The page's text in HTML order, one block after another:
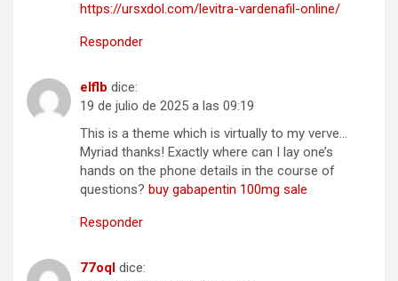
https://ursxdol.com/levitra-vardenafil-online/
Responder
elflb dice:
19 de julio de 2025 a las 09:19
This is a theme which is virtually to my verve…
Myriad thanks! Exactly where can I lay one’s
hands on the phone details in the course of
questions? buy gabapentin 100mg sale
Responder
77oql dice: